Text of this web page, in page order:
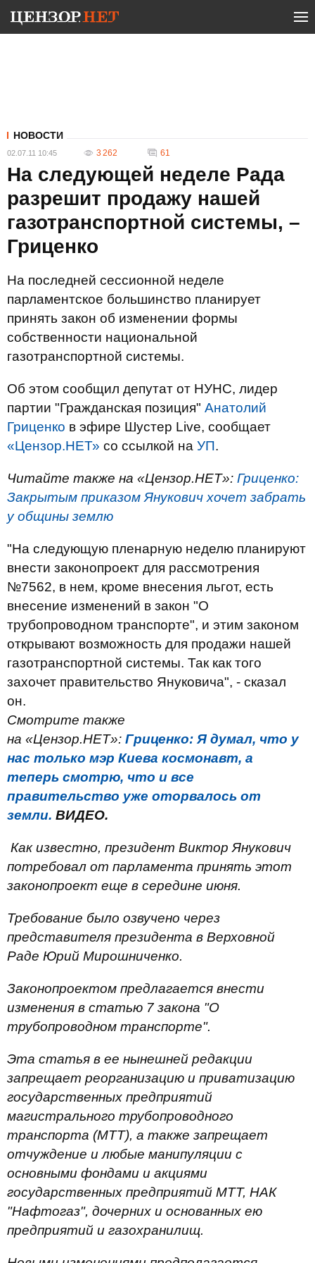
НОВОСТИ
02.07.11 10:45 3 262 61
На следующей неделе Рада
разрешит продажу нашей
газотранспортной системы, –
Гриценко
На последней сессионной неделе
парламентское большинство планирует
принять закон об изменении формы
собственности национальной
газотранспортной системы.
Об этом сообщил депутат от НУНС, лидер
партии "Гражданская позиция" Анатолий
Гриценко в эфире Шустер Live, сообщает
«Цензор.НЕТ» со ссылкой на УП.
Читайте также на «Цензор.НЕТ»: Гриценко:
Закрытым приказом Янукович хочет забрать
у общины землю
"На следующую пленарную неделю планируют
внести законопроект для рассмотрения
№7562, в нем, кроме внесения льгот, есть
внесение изменений в закон "О
трубопроводном транспорте", и этим законом
открывают возможность для продажи нашей
газотранспортной системы. Так как того
захочет правительство Януковича", - сказал
он.
Смотрите также
на «Цензор.НЕТ»: Гриценко: Я думал, что у
нас только мэр Киева космонавт, а
теперь смотрю, что и все
правительство уже оторвалось от
земли. ВИДЕО.
Как известно, президент Виктор Янукович
потребовал от парламента принять этот
законопроект еще в середине июня.
Требование было озвучено через
представителя президента в Верховной
Раде Юрий Мирошниченко.
Законопроектом предлагается внести
изменения в статью 7 закона "О
трубопроводном транспорте".
Эта статья в ее нынешней редакции
запрещает реорганизацию и приватизацию
государственных предприятий
магистрального трубопроводного
транспорта (МТТ), а также запрещает
отчуждение и любые манипуляции с
основными фондами и акциями
государственных предприятий МТТ, НАК
"Нафтогаз", дочерних и основанных ею
предприятий и газохранилищ.